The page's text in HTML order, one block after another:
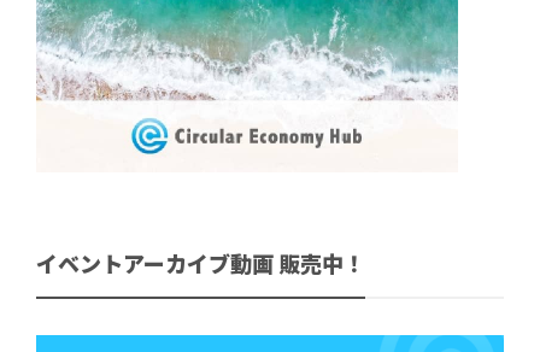
イベントアーカイブ動画 販売中！